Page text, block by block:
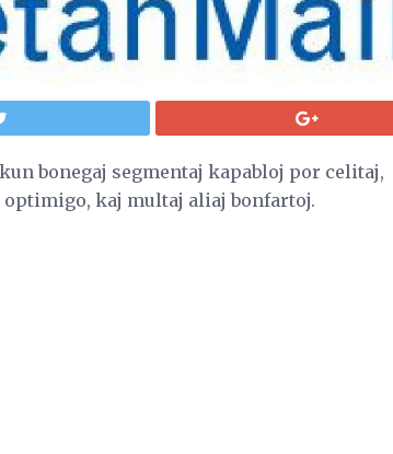
bonegaj segmentaj kapabloj por celitaj,
kaj multaj aliaj bonfartoj.